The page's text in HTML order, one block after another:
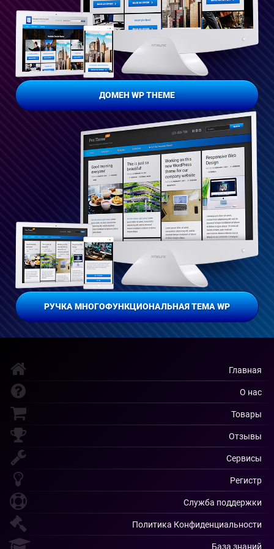
ДОМЕН WP THEME
РУЧКА МНОГОФУНКЦИОНАЛЬНАЯ ТЕМА WP
Главная
О нас
Товары
Отзывы
Сервисы
Регистр
Служба поддержки
Политика Конфиденциальности
База знаний